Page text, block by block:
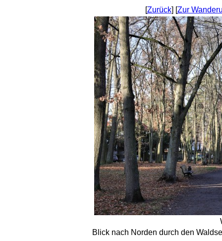
[Zurück] [Zur
Blick nach Norden durch den